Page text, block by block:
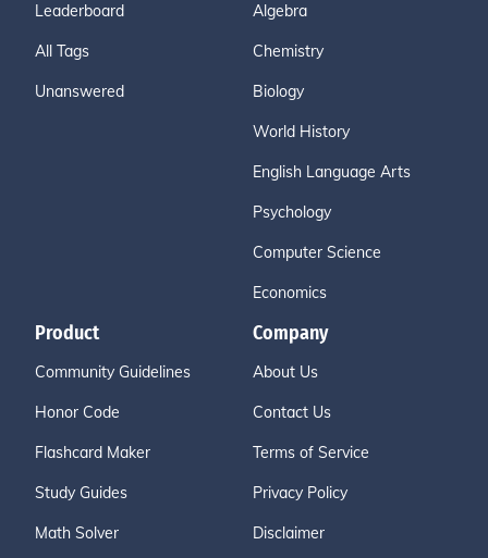
Leaderboard
All Tags
Unanswered
Algebra
Chemistry
Biology
World History
English Language Arts
Psychology
Computer Science
Economics
Product
Community Guidelines
Honor Code
Flashcard Maker
Study Guides
Math Solver
Company
About Us
Contact Us
Terms of Service
Privacy Policy
Disclaimer